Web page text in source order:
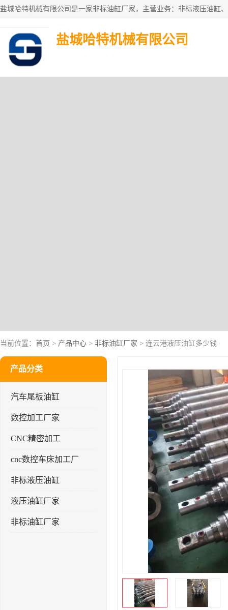
盐城哈特机械有限公司
当前位置： 首页 > 产品中心 > 非标油缸厂家 > 连云港液压油缸多少钱
产品分类
汽车尾板油缸
数控加工厂家
CNC精密加工
cnc数控车床加工厂
非标液压油缸
液压油缸厂家
非标油缸厂家